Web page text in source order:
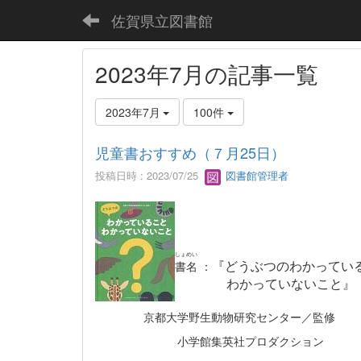
佐賀県立図書館
2023年7月の記事一覧
2023年7月 100件
児童書おすすめ（７月25日）
投稿日時 : 2023/07/25 図書館管理者
書名
しょめい
： 『どうぶつのわかってい
わかっていないこと 』
京都大学野生動物研究センター／監修
小学館集英社プロダクション